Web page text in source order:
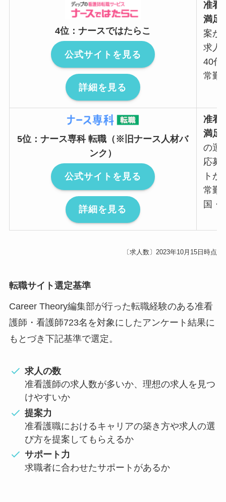
4位：ナースではたらこ
公式サイトを見る
詳細を見る
准看
満足
案が
求人
40代
常勤
5位：ナース専科 転職（※旧ナース人材バ
ンク）
公式サイトを見る
詳細を見る
准看
満足
の運
応募
トが
常勤
国・
〔求人数〕2023年10月15日時点
転職サイト選定基準
Career Theory編集部が行った転職経験のある准看
護師・看護師723名を対象にしたアンケート結果に
もとづき下記基準で選定。
求人の数
准看護師の求人数が多いか、理想の求人を見つ
けやすいか
提案力
准看護職におけるキャリアの築き方や求人の選
び方を提案してもらえるか
サポート力
求職者に合わせたサポートがあるか